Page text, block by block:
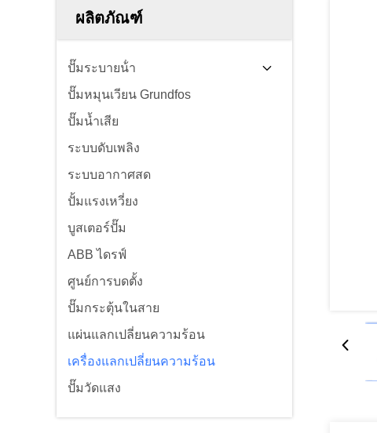
ผลิตภัณฑ์
ปั๊มระบายน้ํา
ปั๊มหมุนเวียน Grundfos
ปั๊มน้ำเสีย
ระบบดับเพลิง
ระบบอากาศสด
ปั้มแรงเหวี่ยง
บูสเตอร์ปั๊ม
ABB ไดรฟ์
ศูนย์การบดตั้ง
ปั๊มกระตุ้นในสาย
แผ่นแลกเปลี่ยนความร้อน
เครื่องแลกเปลี่ยนความร้อน
ปั๊มวัดแสง